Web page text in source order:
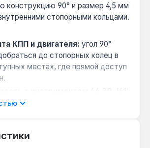
конструкцию 90° и размер 4,5 мм
стопорными кольцами.
КПП и двигателя: угол 90°
до стопорных колец в
местах, где прямой доступ
разработаны специально для этой
— Германия: